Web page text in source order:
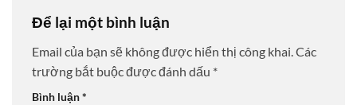
Để lại một bình luận
Email của bạn sẽ không được hiển thị công khai.Các
trường bắt buộc được đánh dấu *
Bình luận*